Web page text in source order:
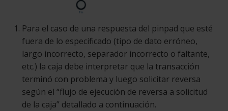
Para el caso de una respuesta del pinpad que esté
fuera de lo especificado (tipo de dato erróneo,
largo incorrecto, separador incorrecto o faltante,
etc.) la caja debe interpretar que la transacción
terminó con problema y luego solicitar reversa
según el “flujo de ejecución de reversa a solicitud
de la caja” detallado a continuación.